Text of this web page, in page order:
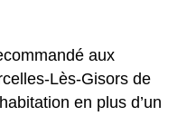
aux
Lès-Gisors de
en plus d’un